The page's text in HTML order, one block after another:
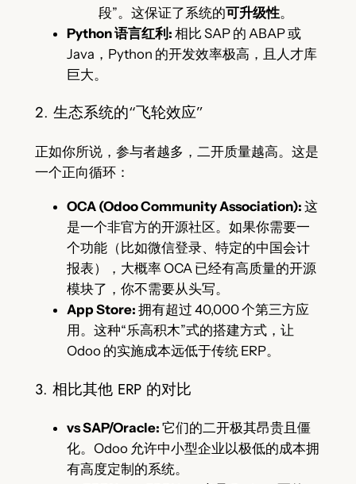
段”。这保证了系统的可升级性。
Python 语言红利: 相比 SAP 的 ABAP 或
Java，Python 的开发效率极高，且人才库
巨大。
2. 生态系统的“飞轮效应”
正如你所说，参与者越多，二开质量越高。这是
一个正向循环：
OCA (Odoo Community Association): 这
是一个非官方的开源社区。如果你需要一
个功能（比如微信登录、特定的中国会计
报表），大概率 OCA 已经有高质量的开源
模块了，你不需要从头写。
App Store: 拥有超过 40,000 个第三方应
用。这种“乐高积木”式的搭建方式，让
Odoo 的实施成本远低于传统 ERP。
3. 相比其他 ERP 的对比
vs SAP/Oracle: 它们的二开极其昂贵且僵
化。Odoo 允许中小型企业以极低的成本拥
有高度定制的系统。